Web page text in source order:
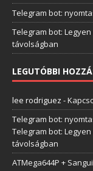
Telegram bot:
Telegram bot:
távolságban
LEGUTÓBBI
lee rodriguez -
Telegram bot:
Telegram bot:
távolságban
ATMega644P +